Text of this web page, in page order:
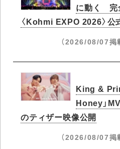
に動く 完
〈Kohmi EXPO 2026〉
（2026/08/07掲
King &
Honey」
のティザー映像公開
（2026/08/07掲